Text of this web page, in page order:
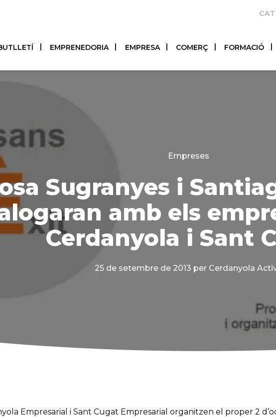
EMPRENEDORIA EMPRESA COMERÇ FORMACIÓ
Categories
Empreses
Sugranyes i
amb els
Cerdanyola i Sant
25 de setembre de 2013 per Cerdanyola
Empresarial i Sant Cugat Empresarial organitzen el proper 2